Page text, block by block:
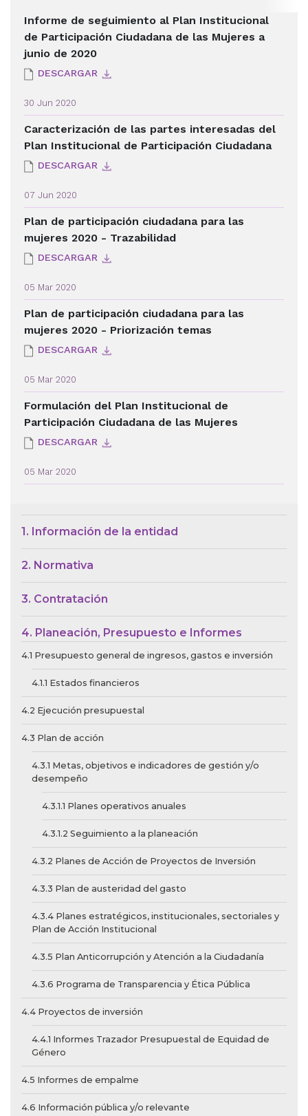
Menú de Contexto de Ley de
1. Información de la entidad
2. Normativa
3. Contratación
4. Planeación, Presupuesto e Informes
4.1 Presupuesto general de ingresos, gastos e inversión
4.1.1 Estados financieros
4.2 Ejecución presupuestal
4.3 Plan de acción
4.3.1 Metas, objetivos e indicadores de gestión y/o
desempeño
4.3.1.1 Planes operativos anuales
4.3.1.2 Seguimiento a la planeación
4.3.2 Planes de Acción de Proyectos de Inversión
4.3.3 Plan de austeridad del gasto
4.3.4 Planes estratégicos, institucionales, sectoriales y
Plan de Acción Institucional
4.3.5 Plan Anticorrupción y Atención a la Ciudadanía
4.3.6 Programa de Transparencia y Ética Pública
4.4 Proyectos de inversión
4.4.1 Informes Trazador Presupuestal de Equidad de
Género
4.5 Informes de empalme
4.6 Información pública y/o relevante
Informe de seguimiento al Plan Institucional
de Participación Ciudadana de las Mujeres a
junio de 2020
DESCARGAR
30 Jun 2020
Caracterización de las partes interesadas del
Plan Institucional de Participación Ciudadana
DESCARGAR
07 Jun 2020
Plan de participación ciudadana para las
mujeres 2020 - Trazabilidad
DESCARGAR
05 Mar 2020
Plan de participación ciudadana para las
mujeres 2020 - Priorización temas
DESCARGAR
05 Mar 2020
Formulación del Plan Institucional de
Participación Ciudadana de las Mujeres
DESCARGAR
05 Mar 2020